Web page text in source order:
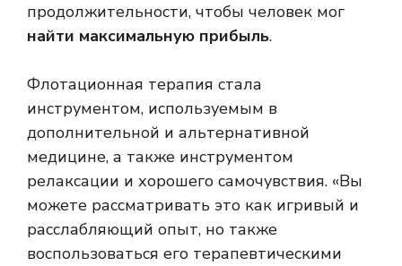
продолжительности, чтобы человек мог
найти максимальную прибыль.
Флотационная терапия стала
инструментом, используемым в
дополнительной и альтернативной
медицине, а также инструментом
релаксации и хорошего самочувствия. «Вы
можете рассматривать это как игривый и
расслабляющий опыт, но также
воспользоваться его терапевтическими